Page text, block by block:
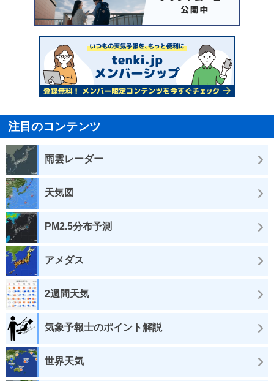
注目のコンテンツ
雨雲レーダー
天気図
PM2.5分布予測
アメダス
2週間天気
気象予報士のポイント解説
世界天気